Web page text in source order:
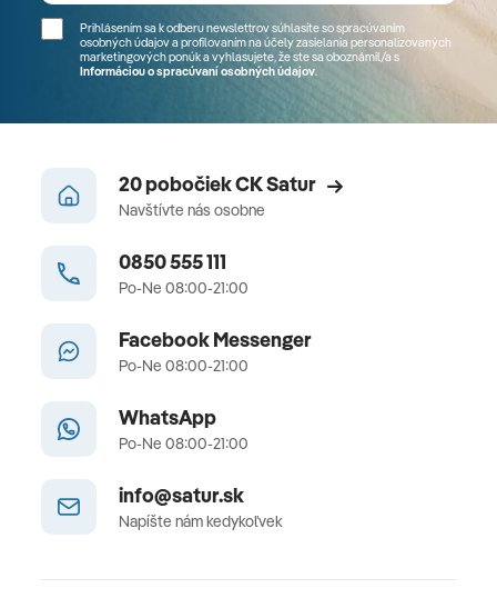
Prihlásením sa k odberu newslettrov súhlasíte so spracúvaním
osobných údajov a profilovaním na účely zasielania personalizovaných
marketingových ponúk a vyhlasujete, že ste sa oboznámil/a s
Informáciou o spracúvaní osobných údajov.
20 pobočiek CK Satur
Navštívte nás osobne
0850 555 111
Po-Ne 08:00-21:00
Facebook Messenger
Po-Ne 08:00-21:00
WhatsApp
Po-Ne 08:00-21:00
info@satur.sk
Napíšte nám kedykoľvek